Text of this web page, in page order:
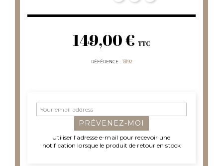
149,00 € TTC
RÉFÉRENCE 13192
PRÉVENEZ-MOI
Utiliser l'adresse e-mail pour recevoir une
notification lorsque le produit de retour en stock